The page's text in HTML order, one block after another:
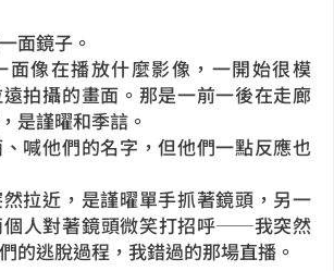
鏡子。
像在播放什麼影像，一開始很模
拍攝的畫面。那是一前一後在走廊
是謹曜和季誩。
他們的名字，但他們一點反應也
近，是謹曜單手抓著鏡頭，另一
個人對著鏡頭微笑打招呼──我突然
的逃脫過程，我錯過的那場直播。